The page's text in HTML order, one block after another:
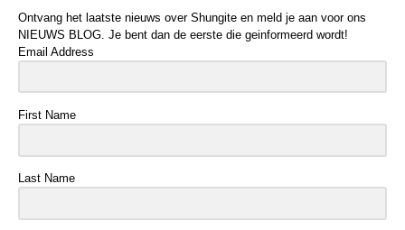
Ontvang het laatste nieuws over Shungite en meld je aan voor ons
NIEUWS BLOG. Je bent dan de eerste die geinformeerd wordt!
Email Address
First Name
Last Name